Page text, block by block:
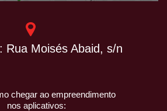
Rua Moisés Abaid, s/n
chegar ao empreendimento
nos aplicativos: